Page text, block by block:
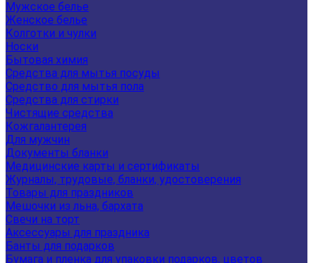
Мужское белье
Женское белье
Колготки и чулки
Носки
Бытовая химия
Средства для мытья посуды
Средство для мытья пола
Средства для стирки
Чистящие средства
Кожгалантерея
Для мужчин
Документы бланки
Медицинские карты и сертификаты
Журналы, трудовые, бланки, удостоверения
Товары для праздников
Мешочки из льна, бархата
Свечи на торт
Аксессуары для праздника
Банты для подарков
Бумага и пленка для упаковки подарков, цветов